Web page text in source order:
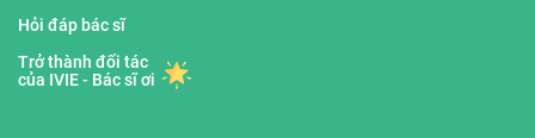
Hỏi đáp bác sĩ
Trở thành đối tác
của IVIE - Bác sĩ ơi